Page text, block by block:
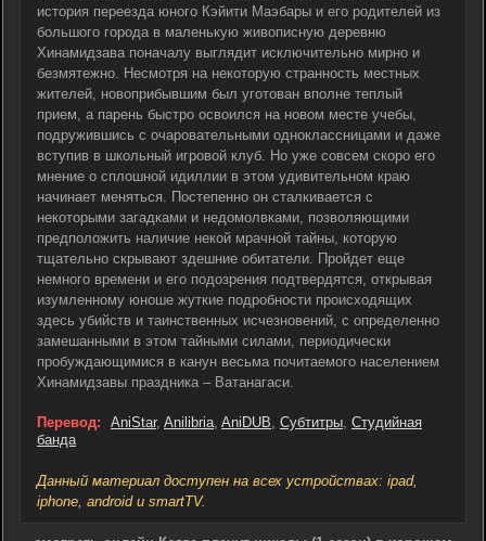
история переезда юного Кэйити Маэбары и его родителей из
большого города в маленькую живописную деревню
Хинамидзава поначалу выглядит исключительно мирно и
безмятежно. Несмотря на некоторую странность местных
жителей, новоприбывшим был уготован вполне теплый
прием, а парень быстро освоился на новом месте учебы,
подружившись с очаровательными одноклассницами и даже
вступив в школьный игровой клуб. Но уже совсем скоро его
мнение о сплошной идиллии в этом удивительном краю
начинает меняться. Постепенно он сталкивается с
некоторыми загадками и недомолвками, позволяющими
предположить наличие некой мрачной тайны, которую
тщательно скрывают здешние обитатели. Пройдет еще
немного времени и его подозрения подтвердятся, открывая
изумленному юноше жуткие подробности происходящих
здесь убийств и таинственных исчезновений, с определенно
замешанными в этом тайными силами, периодически
пробуждающимися в канун весьма почитаемого населением
Хинамидзавы праздника – Ватанагаси.
Перевод: AniStar, Anilibria, AniDUB, Субтитры, Студийная
банда
Данный материал доступен на всех устройствах: ipad,
iphone, android и smartTV.